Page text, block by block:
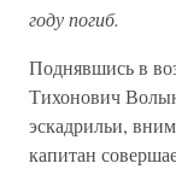
году погиб.
Поднявшись в
Тихонович
эскадрильи,
капитан